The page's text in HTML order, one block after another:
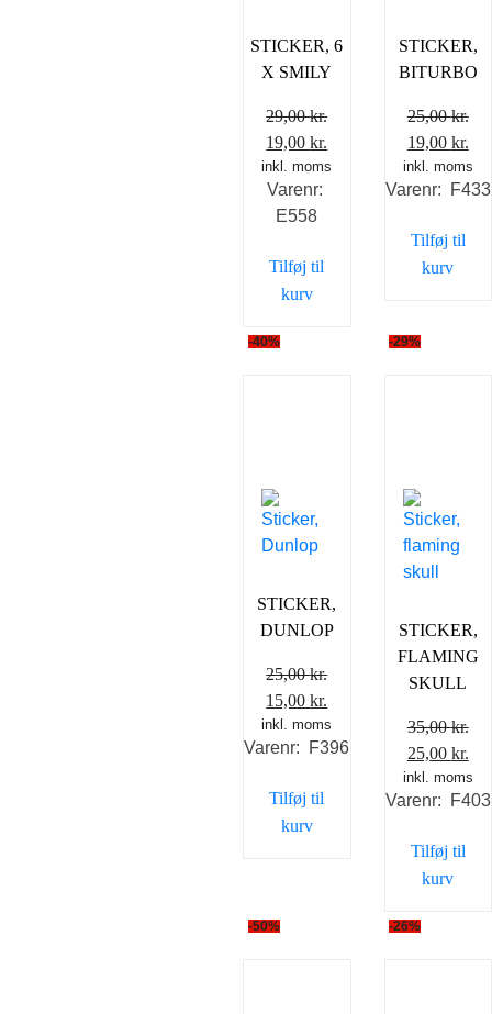
STICKER, 6
X SMILY
29,00kr.
Den
oprindelige
pris
var:
19,00kr.
aktuelle
inkl. moms
Varenr:
E558
Tilføj til
kurv
STICKER,
BITURBO
25,00kr.
Den
pris
25,00 kr..
19,00 kr.
inkl. moms
Varenr: F433
Tilføj til
kurv
-40%
STICKER,
DUNLOP
25,00kr.
Den
oprindelige
pris
25,00 kr..
15,00kr.
aktuelle
pris
15,00 kr..
inkl. moms
Varenr: F396
Tilføj til
kurv
-29%
STICKER,
FLAMING
SKULL
35,00kr.
Den
pris
35,00 kr..
25,00 kr.
inkl. moms
Varenr: F403
Tilføj til
kurv
-50% -26%